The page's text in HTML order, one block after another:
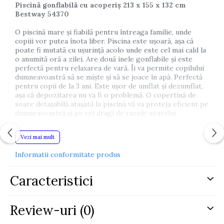
Piscină gonflabilă cu acoperiș 213 x 155 x 132 cm
Bestway 54370
O piscină mare și fiabilă pentru întreaga familie, unde
copiii vor putea înota liber. Piscina este ușoară, așa că
poate fi mutată cu ușurință acolo unde este cel mai cald la
o anumită oră a zilei. Are două inele gonflabile și este
perfectă pentru relaxarea de vară. Îi va permite copilului
dumneavoastră să se miște și să se joace în apă. Perfectă
pentru copii de la 3 ani. Este ușor de umflat și dezumflat,
așa că depozitarea nu va fi o problemă. O copertină de
soare detașabilă atașată la piscină vă va proteja eficient pe
dumneavoastră și pe cei dragi de razele soarelui.
Caracteristici principale:
- 2 inele gonflabile
- construcție de perete cu grindă I
Vezi mai mult
Informatii conformitate produs
Caracteristici
Review-uri (0)